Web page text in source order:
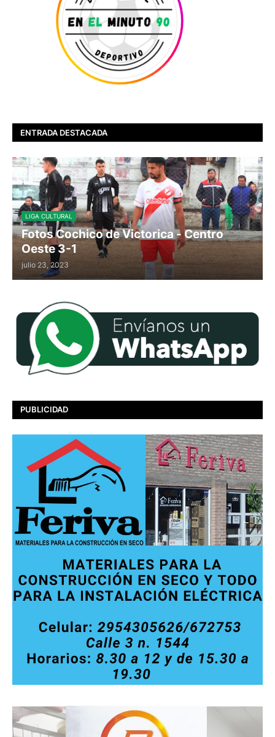
ENTRADA DESTACADA
LIGA CULTURAL
Fotos Cochico de Victorica - Centro
Oeste 3-1
julio 23, 2023
PUBLICIDAD